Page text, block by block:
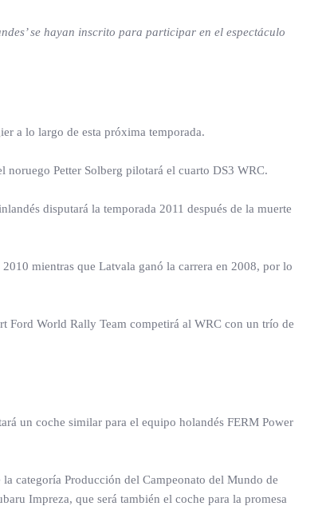
se hayan inscrito para participar en el espectáculo
a lo largo de esta próxima temporada.
Petter Solberg pilotará el cuarto DS3 WRC.
disputará la temporada 2011 después de la muerte
mientras que Latvala ganó la carrera en 2008, por lo
Ford World Rally Team competirá al WRC con un trío de
un coche similar para el equipo holandés FERM Power
categoría Producción del Campeonato del Mundo de
Impreza, que será también el coche para la promesa